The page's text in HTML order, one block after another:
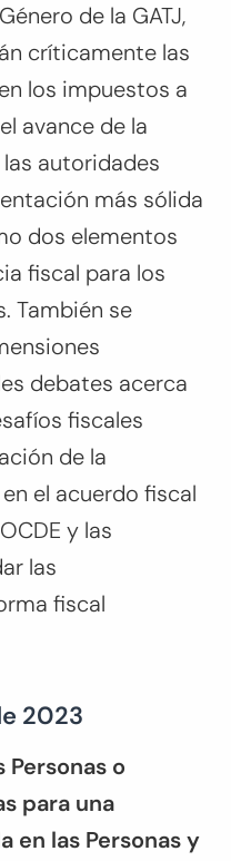
de la GATJ,
críticamente las
los impuestos a
avance de la
autoridades
más sólida
dos elementos
fiscal para los
También se
debates acerca
fiscales
de la
el acuerdo fiscal
y las
las
fiscal
2023
Personas o
para una
en las Personas y